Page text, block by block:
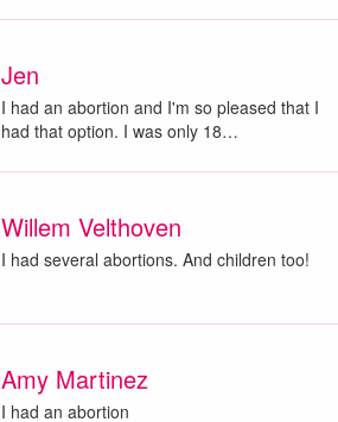
Jen
I had an abortion and I'm so pleased that I
had that option. I was only 18…
Willem Velthoven
I had several abortions. And children too!
Amy Martinez
I had an abortion